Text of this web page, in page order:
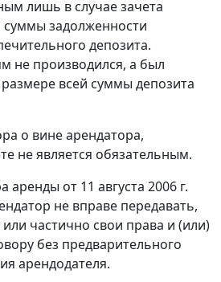
лишь в случае зачета
суммы задолженности
депозита.
не производился, а был
всей суммы депозита
о вине арендатора,
не является обязательным.
аренды от 11 августа 2006 г.
не вправе передавать,
частично свои права и (или)
без предварительного
арендодателя.